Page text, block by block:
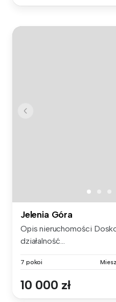
Jelenia Góra
Opis nieruchomości
działalność...
7 pokoi
10 000 zł